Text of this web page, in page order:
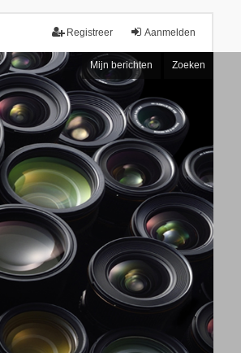
Aanmelden
Registreer
Mijn berichten Zoeken